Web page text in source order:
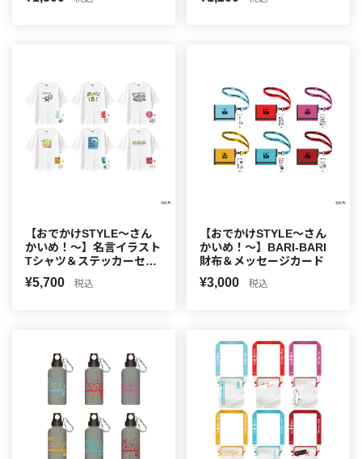
【おでかけSTYLE～さん
かいめ！～】名言イラスト
Tシャツ＆ステッカーセッ
ト
¥5,700 税込
【おでかけSTYLE～さん
かいめ！～】BARI-BARI
財布＆メッセージカード
¥3,000 税込